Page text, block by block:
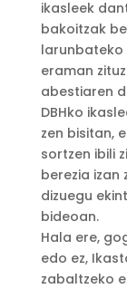
ikasleek
bakoitzak
eraman
abestiaren
DBHko
zen bisitan,
sortzen ibili
berezia izan
dizuegu
bideoan.
Hala ere,
edo ez,
zabaltzeko